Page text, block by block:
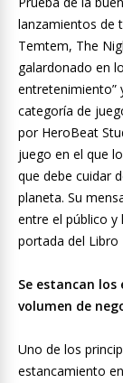
lanzamientos de
Temtem, The
galardonado en
entretenimiento”
categoría de
por HeroBeat
juego en el que
que debe cuidar
planeta. Su
entre el público y
portada del Libro
Se estancan los
volumen de
Uno de los
estancamiento